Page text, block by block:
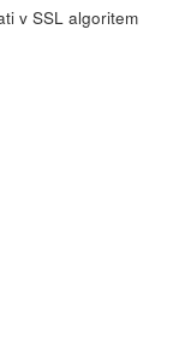
v SSL algoritem